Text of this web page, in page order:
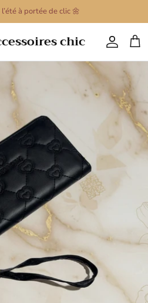
l’été à portée de clic 🌼
chic